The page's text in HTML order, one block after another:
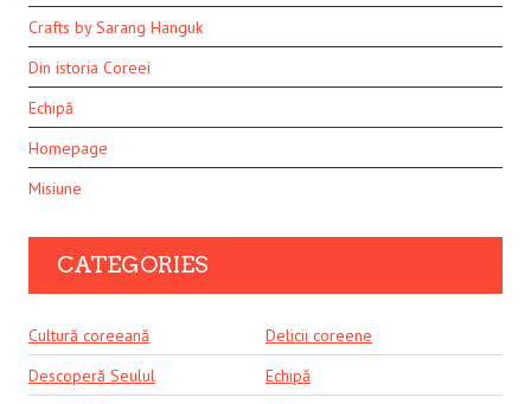
Crafts by Sarang Hanguk
Din istoria Coreei
Echipă
Homepage
Misiune
CATEGORIES
Cultură coreeană
Delicii coreene
Descoperă Seulul
Echipă